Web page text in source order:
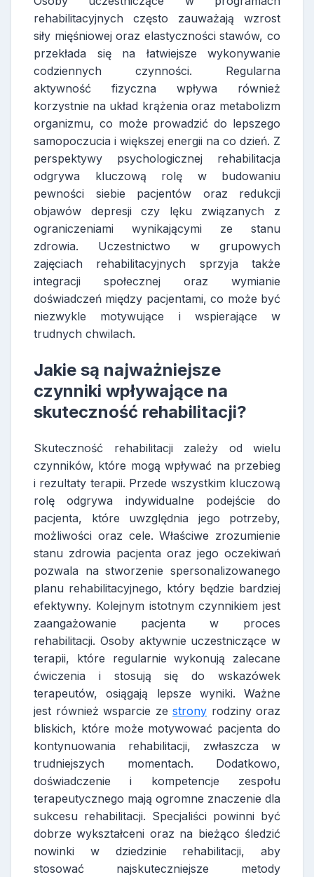
rehabilitacyjnych często zauważają wzrost
siły mięśniowej oraz elastyczności stawów, co
przekłada się na łatwiejsze wykonywanie
codziennych czynności. Regularna
aktywność fizyczna wpływa również
korzystnie na układ krążenia oraz metabolizm
organizmu, co może prowadzić do lepszego
samopoczucia i większej energii na co dzień. Z
perspektywy psychologicznej rehabilitacja
odgrywa kluczową rolę w budowaniu
pewności siebie pacjentów oraz redukcji
objawów depresji czy lęku związanych z
ograniczeniami wynikającymi ze stanu
zdrowia. Uczestnictwo w grupowych
zajęciach rehabilitacyjnych sprzyja także
integracji społecznej oraz wymianie
doświadczeń między pacjentami, co może być
niezwykle motywujące i wspierające w
trudnych chwilach.
Jakie są najważniejsze
czynniki wpływające na
skuteczność rehabilitacji?
Skuteczność rehabilitacji zależy od wielu
czynników, które mogą wpływać na przebieg
i rezultaty terapii. Przede wszystkim kluczową
rolę odgrywa indywidualne podejście do
pacjenta, które uwzględnia jego potrzeby,
możliwości oraz cele. Właściwe zrozumienie
stanu zdrowia pacjenta oraz jego oczekiwań
pozwala na stworzenie spersonalizowanego
planu rehabilitacyjnego, który będzie bardziej
efektywny. Kolejnym istotnym czynnikiem jest
zaangażowanie pacjenta w proces
rehabilitacji. Osoby aktywnie uczestniczące w
terapii, które regularnie wykonują zalecane
ćwiczenia i stosują się do wskazówek
terapeutów, osiągają lepsze wyniki. Ważne
jest również wsparcie ze strony rodziny oraz
bliskich, które może motywować pacjenta do
kontynuowania rehabilitacji, zwłaszcza w
trudniejszych momentach. Dodatkowo,
doświadczenie i kompetencje zespołu
terapeutycznego mają ogromne znaczenie dla
sukcesu rehabilitacji. Specjaliści powinni być
dobrze wykształceni oraz na bieżąco śledzić
nowinki w dziedzinie rehabilitacji, aby
stosować najskuteczniejsze metody